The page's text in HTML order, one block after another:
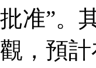
批准”。
觀，預計